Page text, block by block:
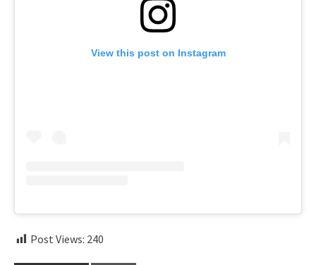
View this post on Instagram
Post Views: 240